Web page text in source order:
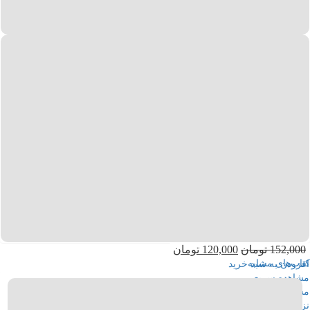
152,000 تومان 120,000 تومان
افزودن به سبد خرید
مشاهده سریع
مشاهده مورد علاقه‌ها
نزدیک
کتاب‌های مشابه